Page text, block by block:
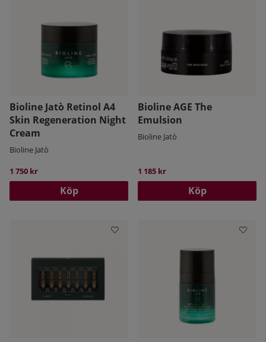
Bioline Jatò Retinol A4
Skin Regeneration Night
Cream
Bioline Jatò
1 750 kr
Köp
Bioline AGE The
Emulsion
Bioline Jatò
1 185 kr
Köp